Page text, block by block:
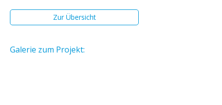
Zur Übersicht
Galerie zum Projekt: